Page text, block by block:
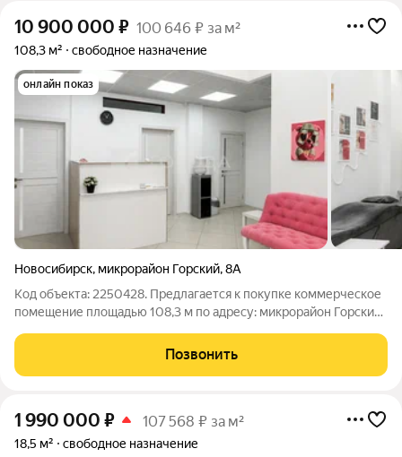
10 900 000 ₽ 100 646 ₽ за м²
108,3 м² свободное назначение
онлайн показ
Новосибирск, микрорайон Горский,8А
Код объекта: 2250428. Предлагается к покупке коммерческое
помещение площадью 108,3 м по адресу: микрорайон Горский,
отличным решением как для собственного бизнеса, так и для
инвестиции с
Позвонить
1 990 000 ₽ 107 568 ₽ за м²
18,5 м² свободное назначение